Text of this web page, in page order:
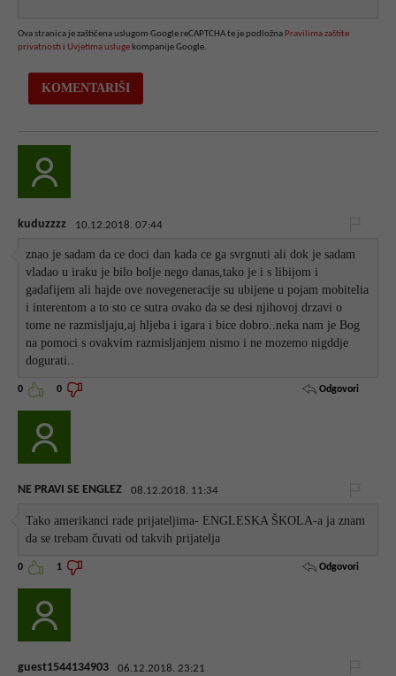
Ova stranica je zaštićena uslugom Google reCAPTCHA te je podložna Pravilima zaštite
privatnosti i Uvjetima usluge kompanije Google.
kuduzzzz 10.12.2018. 07:44
znao je sadam da ce doci dan kada ce ga svrgnuti ali dok je sadam
vladao u iraku je bilo bolje nego danas,tako je i s libijom i
gadafijem ali hajde ove novegeneracije su ubijene u pojam mobitelia
i interentom a to sto ce sutra ovako da se desi njihovoj drzavi o
tome ne razmisljaju,aj hljeba i igara i bice dobro..neka nam je Bog
na pomoci s ovakvim razmisljanjem nismo i ne mozemo nigddje
dogurati..
0 0 Odgovori
NE PRAVI SE ENGLEZ 08.12.2018. 11:34
Tako amerikanci rade prijateljima- ENGLESKA ŠKOLA-a ja znam
da se trebam čuvati od takvih prijatelja
0 1 Odgovori
guest1544134903 06.12.2018. 23:21